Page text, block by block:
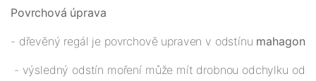
Povrchová úprava
- dřevěný regál je povrchově upraven v odstínu mahagon
- výsledný odstín moření může mít drobnou odchylku od